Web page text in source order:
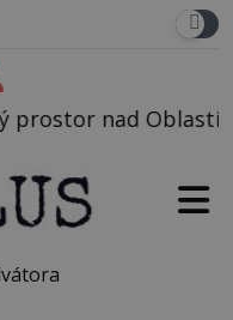
mohlo to souviset